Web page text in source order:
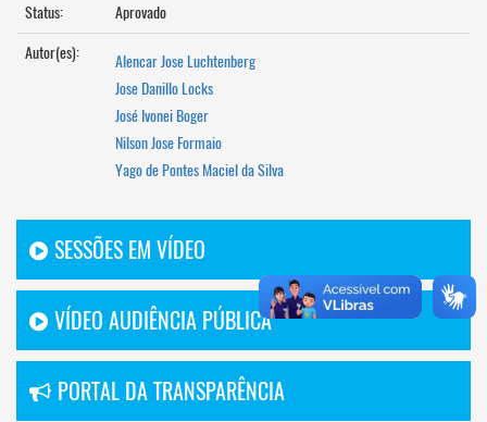
Status:
Aprovado
Autor(es):
Alencar Jose Luchtenberg
Jose Danillo Locks
José Ivonei Boger
Nilson Jose Formaio
Yago de Pontes Maciel da Silva
SESSÕES EM VÍDEO
VÍDEO AUDIÊNCIA PÚBLICA
PORTAL DA TRANSPARÊNCIA